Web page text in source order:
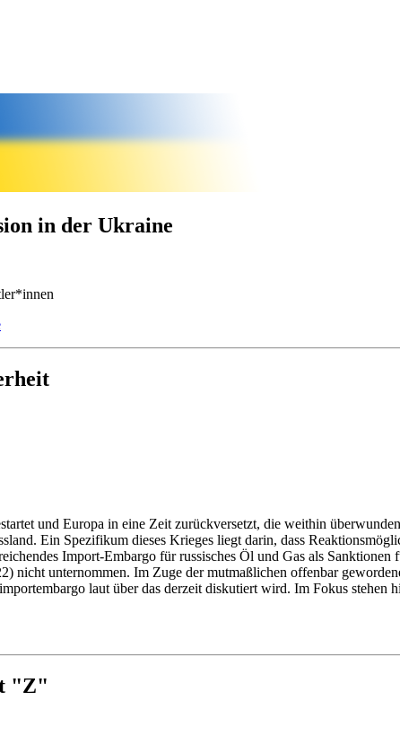
in der Ukraine
und Europa in eine Zeit zurückversetzt, die weithin
Ein Spezifikum dieses Krieges liegt darin, dass
Import-Embargo für russisches Öl und Gas als
nicht unternommen. Im Zuge der mutmaßlichen offenbar
laut über das derzeit diskutiert wird. Im Fokus stehen
Insbesondere Nord Stream 2 wurde zunehmend zu einem
weiter vorangetrieben. Erst die Zuspitzung des Konfliktes
Stream 2. In einer wohl noch nicht abgeschlossenen Kaskade der
gekündigt, das Unternehmen steht offenbar vor der Insolvenz.
"Z"